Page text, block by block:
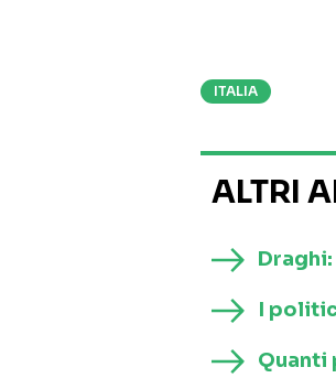
ITALIA
ALTRI
I
Quanti